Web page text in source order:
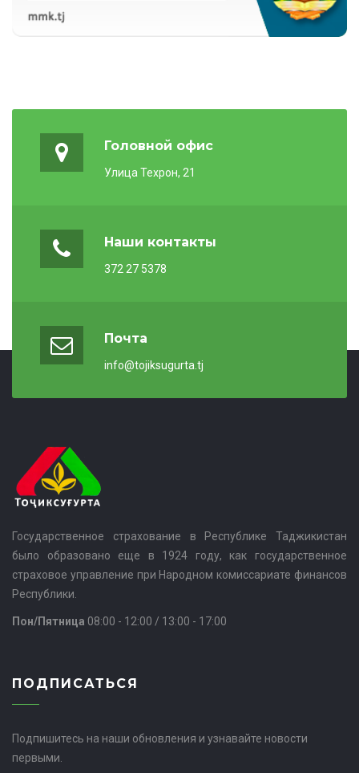
Головной офис
Улица Техрон, 21
Наши контакты
372 27 5378
Почта
info@tojiksugurta.tj
Государственное страхование в Республике Таджикистан
было образовано еще в 1924 году, как государственное
страховое управление при Народном комиссариате финансов
Республики.
Пон/Пятница 08:00 - 12:00 / 13:00 - 17:00
ПОДПИСАТЬСЯ
Подпишитесь на наши обновления и узнавайте новости
первыми.